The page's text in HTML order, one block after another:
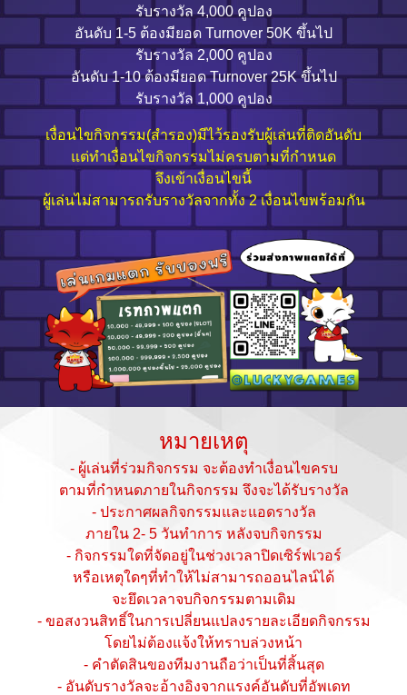
รับรางวัล 4,000 คูปอง
อันดับ 1-5 ต้องมียอด Turnover 50K ขึ้นไป
รับรางวัล 2,000 คูปอง
อันดับ 1-10 ต้องมียอด Turnover 25K ขึ้นไป
รับรางวัล 1,000 คูปอง
เงื่อนไขกิจกรรม(สำรอง)มีไว้รองรับผู้เล่นที่ติดอันดับ
แต่ทำเงื่อนไขกิจกรรมไม่ครบตามที่กำหนด
จึงเข้าเงื่อนไขนี้
ผู้เล่นไม่สามารถรับรางวัลจากทั้ง 2 เงื่อนไขพร้อมกัน
หมายเหตุ
- ผู้เล่นที่ร่วมกิจกรรม จะต้องทำเงื่อนไขครบ
ตามที่กำหนดภายในกิจกรรม จึงจะได้รับรางวัล
- ประกาศผลกิจกรรมและแอดรางวัล
ภายใน 2- 5 วันทำการ หลังจบกิจกรรม
- กิจกรรมใดที่จัดอยู่ในช่วงเวลาปิดเซิร์ฟเวอร์
หรือเหตุใดๆที่ทำให้ไม่สามารถออนไลน์ได้
จะยึดเวลาจบกิจกรรมตามเดิม
- ขอสงวนสิทธิ์ในการเปลี่ยนแปลงรายละเอียดกิจกรรม
โดยไม่ต้องแจ้งให้ทราบล่วงหน้า
- คำตัดสินของทีมงานถือว่าเป็นที่สิ้นสุด
- อันดับรางวัลจะอ้างอิงจากแรงค์อันดับที่อัพเดท